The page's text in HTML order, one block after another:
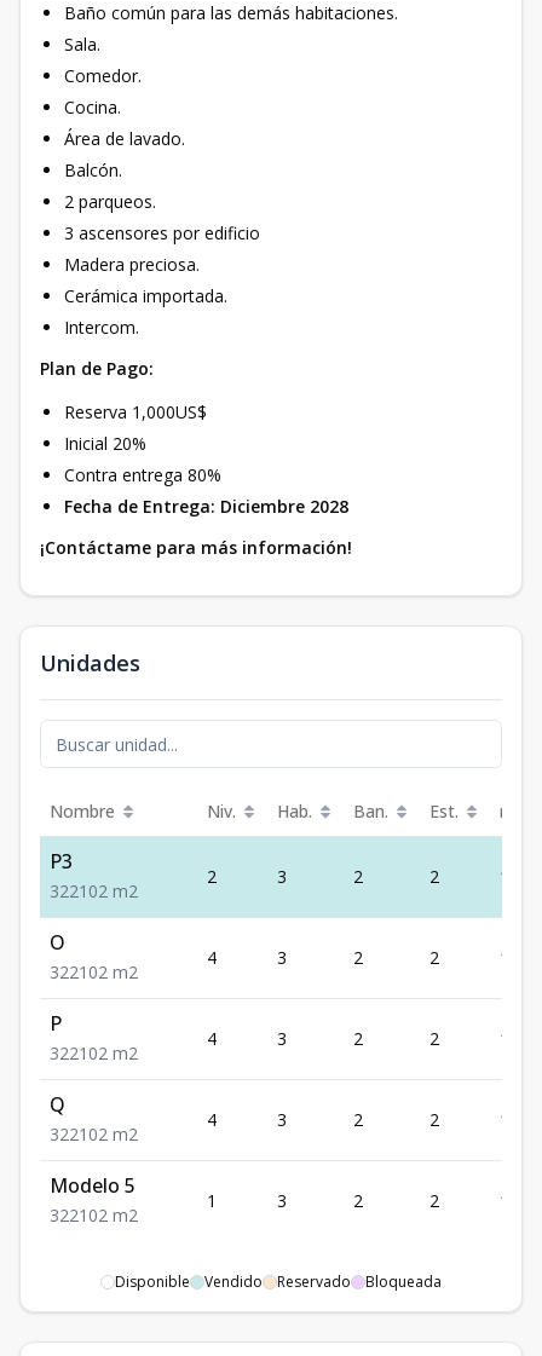
Baño común para las demás habitaciones.
Sala.
Comedor.
Cocina.
Área de lavado.
Balcón.
2 parqueos.
3 ascensores por edificio
Madera preciosa.
Cerámica importada.
Intercom.
Plan de Pago:
Reserva 1,000US$
Inicial 20%
Contra entrega 80%
Fecha de Entrega: Diciembre 2028
¡Contáctame para más información!
Unidades
Nombre Niv. Hab. Ban. Est. m²
P3
322102 m2
2 3 2 2 102
O
322102 m2
4 3 2 2 102
P
322102 m2
4 3 2 2 102
Q
322102 m2
4 3 2 2 102
Modelo 5
322102 m2
1 3 2 2 102
Disponible Vendido Reservado Bloqueada